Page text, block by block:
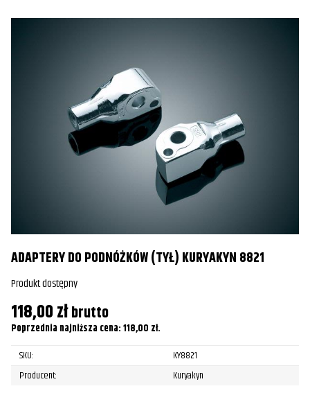
ADAPTERY DO PODNÓŻKÓW (TYŁ) KURYAKYN 8821
Produkt dostępny
118,00złbrutto
Poprzednia najniższa cena:118,00 zł.
SKU:
KY8821
Producent:
Kuryakyn